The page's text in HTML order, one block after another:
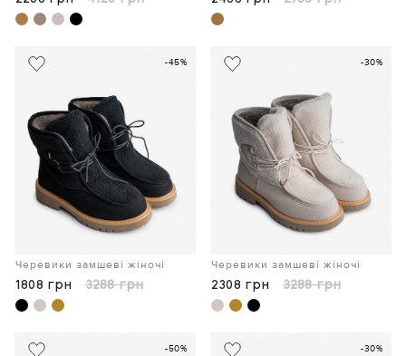
-45%
Черевики замшеві жіночі
1808 грн 3288 грн
-30%
Черевики замшеві жіночі
2308 грн 3288 грн
-50% -30%